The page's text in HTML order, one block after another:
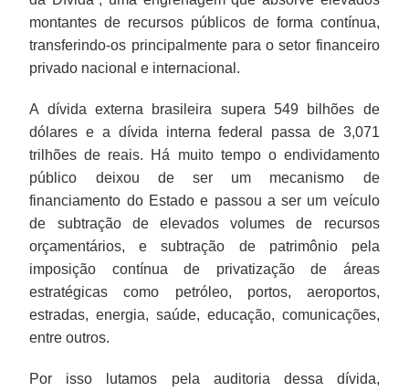
montantes de recursos públicos de forma contínua,
transferindo-os principalmente para o setor financeiro
privado nacional e internacional.
A dívida externa brasileira supera 549 bilhões de
dólares e a dívida interna federal passa de 3,071
trilhões de reais. Há muito tempo o endividamento
público deixou de ser um mecanismo de
financiamento do Estado e passou a ser um veículo
de subtração de elevados volumes de recursos
orçamentários, e subtração de patrimônio pela
imposição contínua de privatização de áreas
estratégicas como petróleo, portos, aeroportos,
estradas, energia, saúde, educação, comunicações,
entre outros.
Por isso lutamos pela auditoria dessa dívida,